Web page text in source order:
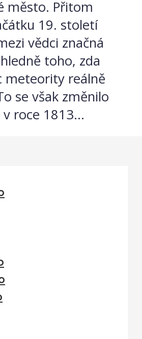
město. Přitom
19. století
vědci značná
toho, zda
meteority reálně
se však změnilo
roce 1813...